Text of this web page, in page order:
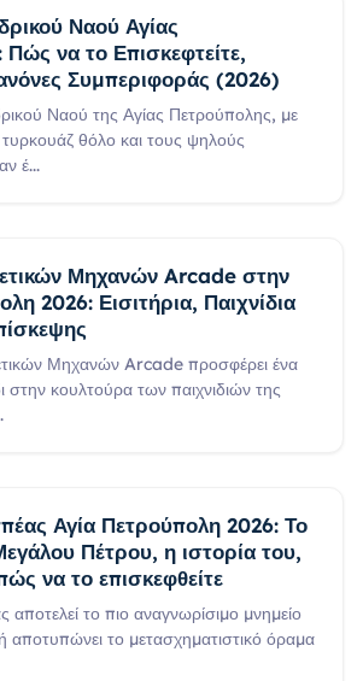
Ναού Αγίας
να το Επισκεφτείτε,
Συμπεριφοράς (2026)
Ναού της Αγίας Πετρούπολης, με
θόλο και τους ψηλούς
έ...
Μηχανών Arcade στην
2026: Εισιτήρια, Παιχνίδια
Μηχανών Arcade προσφέρει ένα
στην κουλτούρα των παιχνιδιών της
Αγία Πετρούπολη 2026: Το
Πέτρου, η ιστορία του,
να το επισκεφθείτε
αποτελεί το πιο αναγνωρίσιμο μνημείο
αποτυπώνει το μετασχηματιστικό όραμα